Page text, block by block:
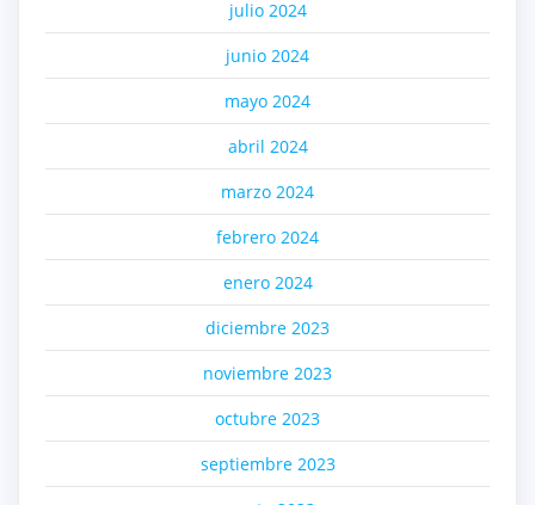
julio 2024
junio 2024
mayo 2024
abril 2024
marzo 2024
febrero 2024
enero 2024
diciembre 2023
noviembre 2023
octubre 2023
septiembre 2023